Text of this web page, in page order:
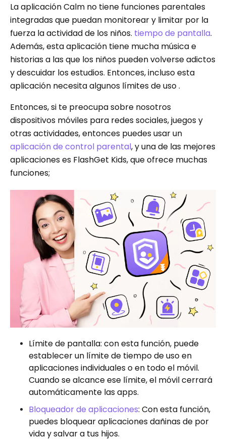
La aplicación Calm no tiene funciones parentales
integradas que puedan monitorear y limitar por la
fuerza la actividad de los niños. tiempo de pantalla.
Además, esta aplicación tiene mucha música e
historias a las que los niños pueden volverse adictos
y descuidar los estudios. Entonces, incluso esta
aplicación necesita algunos límites de uso .
Entonces, si te preocupa sobre nosotros
dispositivos móviles para redes sociales, juegos y
otras actividades, entonces puedes usar un
aplicación de control parental, y una de las mejores
aplicaciones es FlashGet Kids, que ofrece muchas
funciones;
Límite de pantalla: con esta función, puede
establecer un límite de tiempo de uso en
aplicaciones individuales o en todo el móvil.
Cuando se alcance ese límite, el móvil cerrará
automáticamente las apps.
Bloqueador de aplicaciones: Con esta función,
puedes bloquear aplicaciones dañinas de por
vida y salvar a tus hijos.